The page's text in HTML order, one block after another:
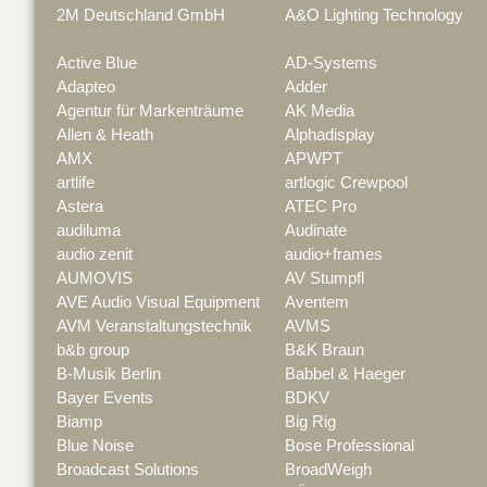
2M Deutschland GmbH A&O Lighting Technology
Active Blue
AD-Systems
Adapteo
Adder
Agentur für Markenträume
AK Media
Allen & Heath
Alphadisplay
AMX
APWPT
artlife
artlogic Crewpool
Astera
ATEC Pro
audiluma
Audinate
audio zenit
audio+frames
AUMOVIS
AV Stumpfl
AVE Audio Visual Equipment
Aventem
AVM Veranstaltungstechnik
AVMS
b&b group
B&K Braun
B-Musik Berlin
Babbel & Haeger
Bayer Events
BDKV
Biamp
Big Rig
Blue Noise
Bose Professional
Broadcast Solutions
BroadWeigh